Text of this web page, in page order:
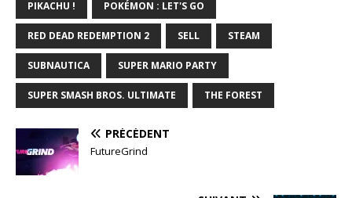
PIKACHU ! POKÉMON : LET'S GO
RED DEAD REDEMPTION 2 SELL STEAM
SUBNAUTICA SUPER MARIO PARTY
SUPER SMASH BROS. ULTIMATE THE FOREST
PRÉCÉDENT
FutureGrind